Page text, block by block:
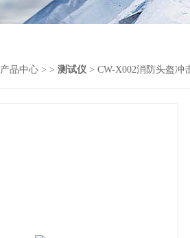
产品中心 > > 测试仪 > CW-X002消防头盔冲